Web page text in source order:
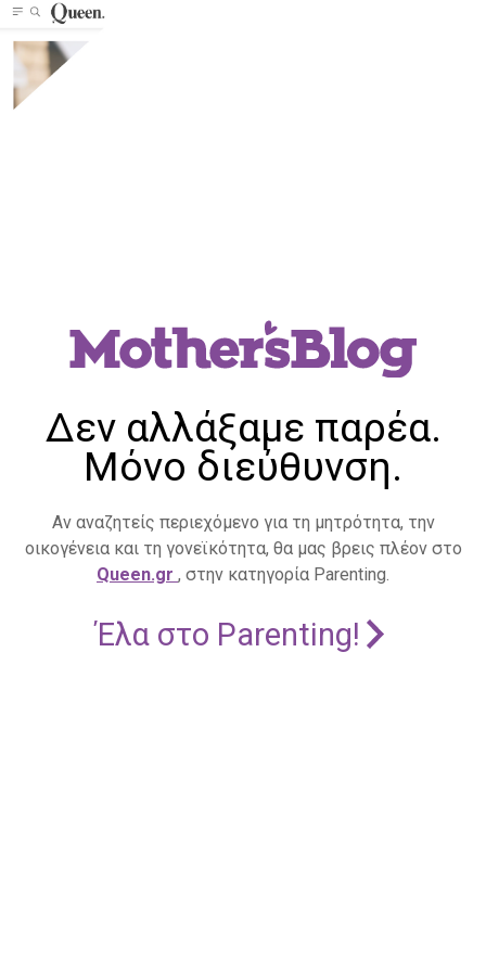
Δεν αλλάξαμε παρέα.
Μόνο διεύθυνση.
Αν αναζητείς περιεχόμενο για τη μητρότητα, την
οικογένεια και τη γονεϊκότητα, θα μας βρεις πλέον στο
Queen.gr , στην κατηγορία Parenting.
Έλα στο Parenting!